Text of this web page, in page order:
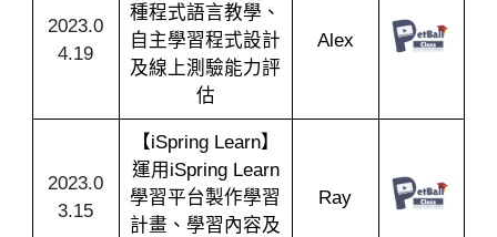
2023.0
4.19
種程式語言教學、
自主學習程式設計
及線上測驗能力評
估
Alex
2023.0
3.15
【iSpring Learn】
運用iSpring Learn
學習平台製作學習
計畫、學習內容及
Ray